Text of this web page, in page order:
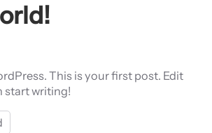
This is your first post. Edit
start writing!